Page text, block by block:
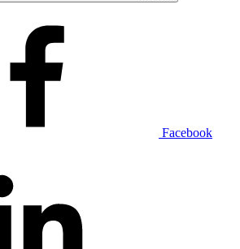
Facebook